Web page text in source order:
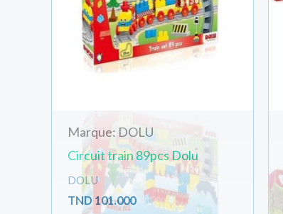
Marque: DOLU
Circuit train 89pcs Dolu
DOLU
TND 101.000